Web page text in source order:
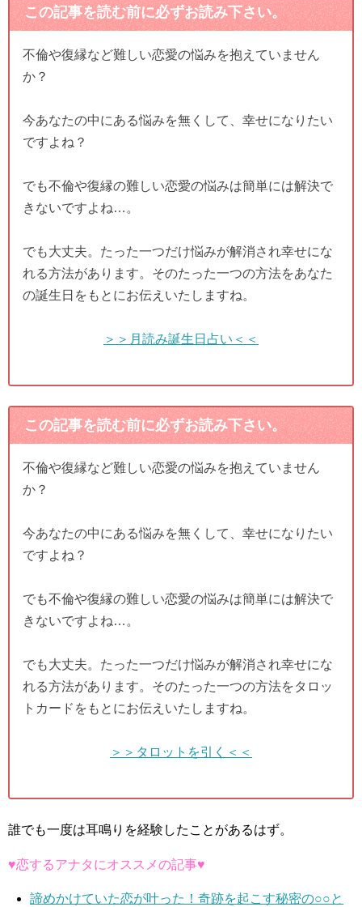
この記事を読む前に必ずお読み下さい。
不倫や復縁など難しい恋愛の悩みを抱えていません
か？
今あなたの中にある悩みを無くして、幸せになりたい
ですよね？
でも不倫や復縁の難しい恋愛の悩みは簡単には解決で
きないですよね…。
でも大丈夫。たった一つだけ悩みが解消され幸せにな
れる方法があります。そのたった一つの方法をあなた
の誕生日をもとにお伝えいたしますね。
＞＞月読み誕生日占い＜＜
この記事を読む前に必ずお読み下さい。
不倫や復縁など難しい恋愛の悩みを抱えていません
か？
今あなたの中にある悩みを無くして、幸せになりたい
ですよね？
でも不倫や復縁の難しい恋愛の悩みは簡単には解決で
きないですよね…。
でも大丈夫。たった一つだけ悩みが解消され幸せにな
れる方法があります。そのたった一つの方法をタロッ
トカードをもとにお伝えいたしますね。
＞＞タロットを引く＜＜
誰でも一度は耳鳴りを経験したことがあるはず。
♥恋するアナタにオススメの記事♥
諦めかけていた恋が叶った！奇跡を起こす秘密の○○と